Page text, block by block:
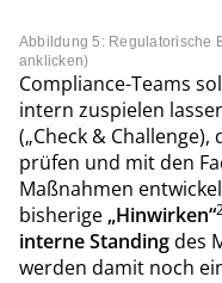
Abbildung 5: Regulatorische
anklicken)
Compliance-Teams
intern zuspielen
(„Check &
prüfen und mit den
Maßnahmen
bisherige „Hinwirken“
interne Standingdes
werden damit noch